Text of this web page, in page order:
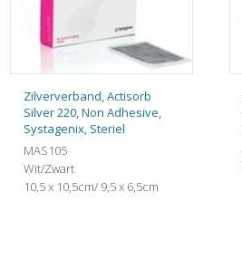
Zilververband, Actisorb
Silver 220, Non Adhesive,
Systagenix, Steriel
MAS105
Wit/Zwart
10,5 x 10,5cm/ 9,5 x 6,5cm